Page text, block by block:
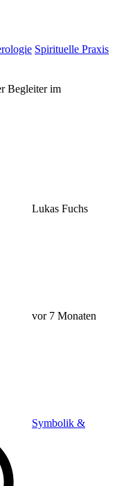
Spirituelle Praxis
Begleiter im
Lukas Fuchs
vor 7 Monaten
Symbolik &